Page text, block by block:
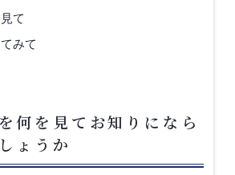
て
みて
何を見てお知りになら
ょうか